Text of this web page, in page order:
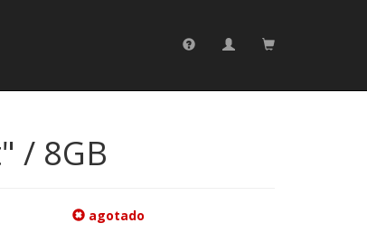
/ 8GB
agotado